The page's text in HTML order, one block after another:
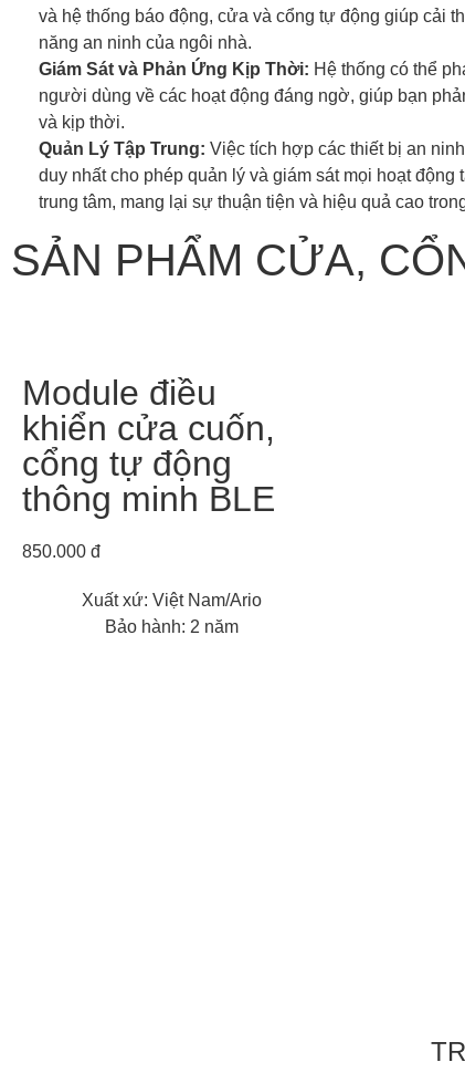
và hệ thống báo động, cửa và cổng tự động giúp cải
năng an ninh của ngôi nhà.
Giám Sát và Phản Ứng Kịp Thời: Hệ thống có thể
người dùng về các hoạt động đáng ngờ, giúp bạn
và kịp thời.
Quản Lý Tập Trung: Việc tích hợp các thiết bị an
duy nhất cho phép quản lý và giám sát mọi hoạt động
trung tâm, mang lại sự thuận tiện và hiệu quả cao
SẢN PHẨM CỬA,
Module điều
khiển cửa cuốn,
cổng tự động
thông minh BLE
850.000 đ
Xuất xứ: Việt Nam/Ario
Bảo hành: 2 năm